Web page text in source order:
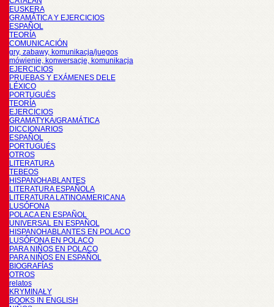
EUSKERA
GRAMÁTICA Y EJERCICIOS
ESPAÑOL
TEORÍA
COMUNICACIÓN
gry, zabawy, komunikacja/juegos
mówienie, konwersacje, komunikacja
EJERCICIOS
PRUEBAS Y EXÁMENES DELE
LÉXICO
PORTUGUÉS
TEORÍA
EJERCICIOS
GRAMATYKA/GRAMÁTICA
DICCIONARIOS
ESPAÑOL
PORTUGUÉS
OTROS
LITERATURA
TEBEOS
HISPANOHABLANTES
LITERATURA ESPAÑOLA
LITERATURA LATINOAMERICANA
LUSÓFONA
POLACA EN ESPAÑOL
UNIVERSAL EN ESPAÑOL
HISPANOHABLANTES EN POLACO
LUSÓFONA EN POLACO
PARA NIÑOS EN POLACO
PARA NIÑOS EN ESPAÑOL
BIOGRAFÍAS
OTROS
relatos
KRYMINAŁY
BOOKS IN ENGLISH